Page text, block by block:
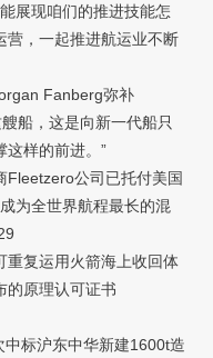
展现咱们的推进技能怎
营，一起推进航运业不断
Fanberg弥补
船，这是向新一代船只
这样的前进。”
公司已托付美国
为全世界航程最长的混
复运用火箭海上收回体
的原理认可证书
标沪东中华新建1600t造